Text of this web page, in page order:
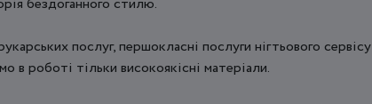
послуг, першокласні послуги нігтьового сервісу
в роботі тільки високоякісні матеріали.